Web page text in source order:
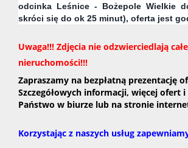
odcinka Leśnice - Bożepole Wielkie
skróci się do ok 25 minut), oferta jest
Uwaga!!! Zdjęcia nie odzwierciedlają
nieruchomości!!!
Zapraszamy na bezpłatną prezentację
Szczegółowych informacji, więcej ofert
Państwo w biurze lub na stronie
Korzystając z naszych usług